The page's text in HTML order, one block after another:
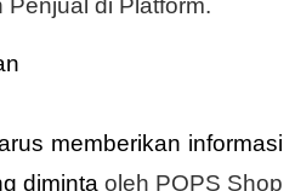
di Platform.
memberikan informasi
diminta oleh POPS Shop